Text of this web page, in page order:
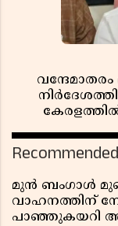
Recommended
മുൻ ബംഗാൾ
വാഹനത്തിന്
പാഞ്ഞുകയറി